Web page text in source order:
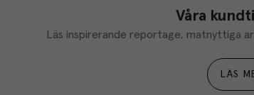
Våra
Läs inspirerande reportage, matnyttiga
LÄS